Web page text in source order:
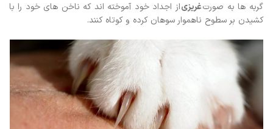
گربه ها به صورتغریزیاز اجداد خود آموخته اند که ناخن های خود را با
کشیدن بر سطوح ناهموار سوهان کرده و کوتاه کنند.